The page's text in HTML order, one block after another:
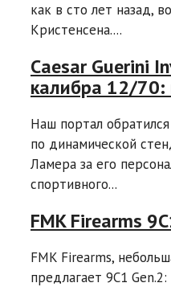
как в сто лет назад,
Криcтенсена....
Caesar Guerini
калибра 12/70:
Наш портал
по динамической
Ламера за его
спортивного...
FMK Firearms
FMK Firearms,
предлагает 9C1